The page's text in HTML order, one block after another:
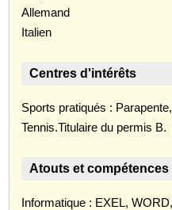
Allemand
Italien
Centres d'intérêts
Sports pratiqués :
Tennis.Titulaire du permis B.
Atouts et compétences
Informatique : EXEL,